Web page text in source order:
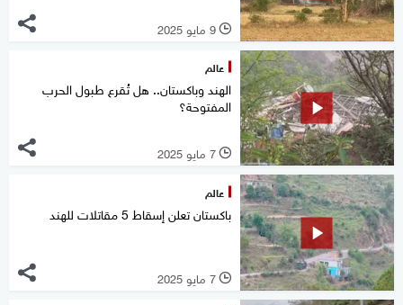
l 9 مايو 2025
عالم
الهند وباكستان.. هل تُقرع طبول الحرب
المفتوحة؟
l 7 مايو 2025
عالم
باكستان تعلن إسقاط 5 مقاتلات للهند
l 7 مايو 2025